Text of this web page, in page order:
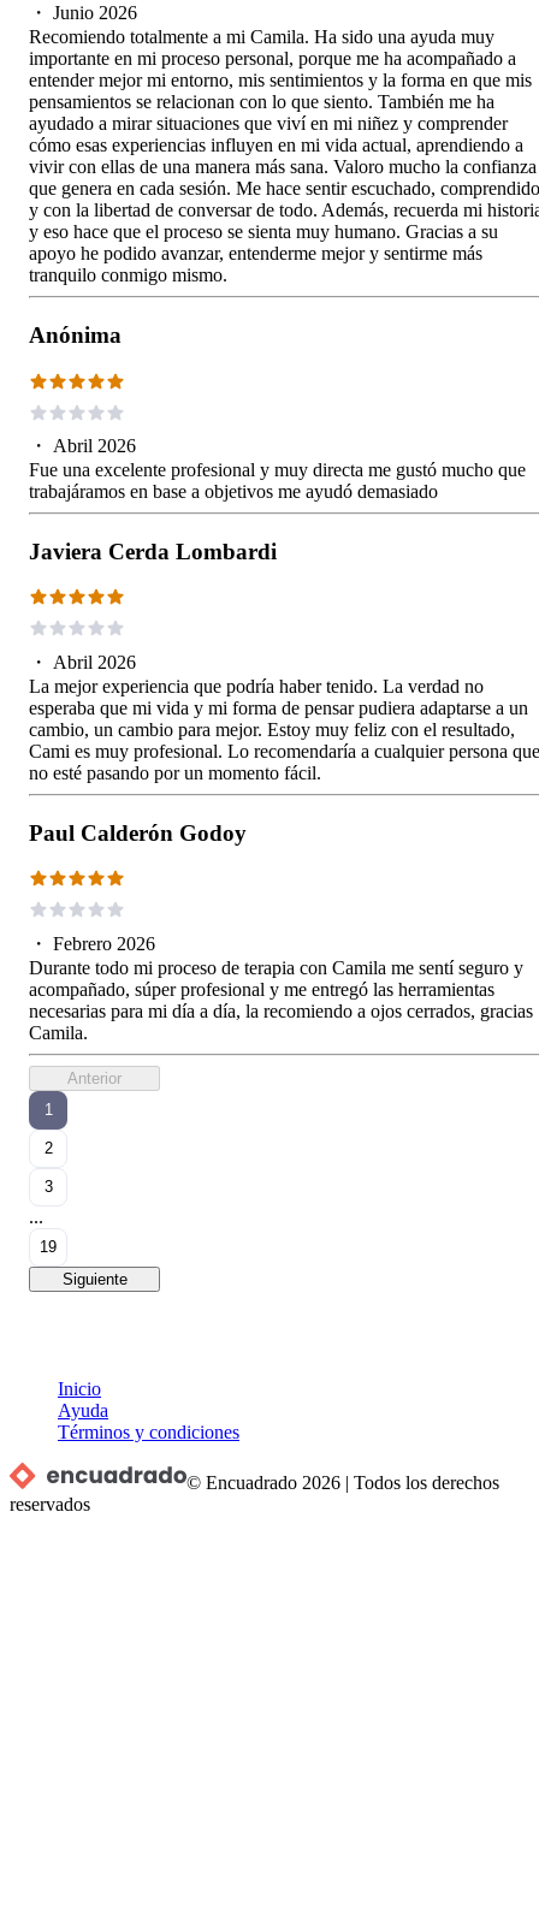
・ Junio 2026
Recomiendo totalmente a mi Camila. Ha sido una ayuda muy
importante en mi proceso personal, porque me ha acompañado a
entender mejor mi entorno, mis sentimientos y la forma en que mis
pensamientos se relacionan con lo que siento. También me ha
ayudado a mirar situaciones que viví en mi niñez y comprender
cómo esas experiencias influyen en mi vida actual, aprendiendo a
vivir con ellas de una manera más sana. Valoro mucho la confianza
que genera en cada sesión. Me hace sentir escuchado, comprendido
y con la libertad de conversar de todo. Además, recuerda mi
y eso hace que el proceso se sienta muy humano. Gracias a su
apoyo he podido avanzar, entenderme mejor y sentirme más
tranquilo conmigo mismo.
Anónima
・ Abril 2026
Fue una excelente profesional y muy directa me gustó mucho que
trabajáramos en base a objetivos me ayudó demasiado
Javiera Cerda Lombardi
・ Abril 2026
La mejor experiencia que podría haber tenido. La verdad no
esperaba que mi vida y mi forma de pensar pudiera adaptarse a un
cambio, un cambio para mejor. Estoy muy feliz con el resultado,
Cami es muy profesional. Lo recomendaría a cualquier persona que
no esté pasando por un momento fácil.
Paul Calderón Godoy
・ Febrero 2026
Durante todo mi proceso de terapia con Camila me sentí seguro y
acompañado, súper profesional y me entregó las herramientas
necesarias para mi día a día, la recomiendo a ojos cerrados, gracias
Camila.
Anterior
1
2
3
...
19
Siguiente
Inicio
Ayuda
Términos y condiciones
© Encuadrado 2026 |Todos los derechos
reservados